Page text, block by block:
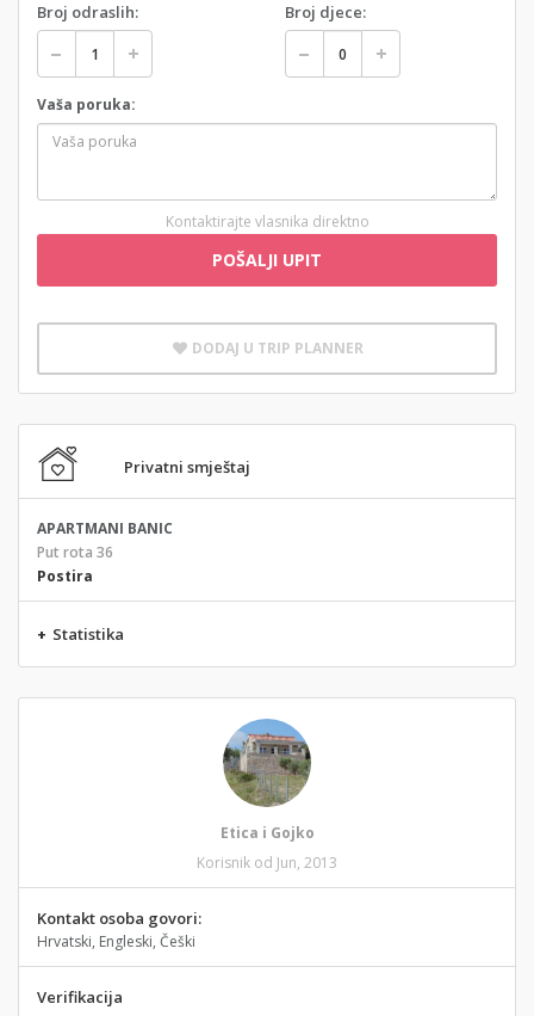
Broj odraslih: Broj djece:
Vaša poruka:
Kontaktirajte vlasnika direktno
POŠALJI UPIT
DODAJ U TRIP PLANNER
Privatni smještaj
APARTMANI BANIC
Put rota 36
Postira
+ Statistika
Etica i Gojko
Korisnik od Jun, 2013
Kontakt osoba govori:
Hrvatski, Engleski, Češki
Verifikacija